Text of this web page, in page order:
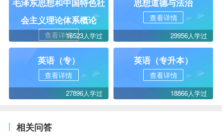
会主义理论体系概论
查看详情16523人学过
查看详情
29956人学过
英语（专）
查看详情
27896人学过
英语（专升本）
查看详情
18866人学过
相关问答